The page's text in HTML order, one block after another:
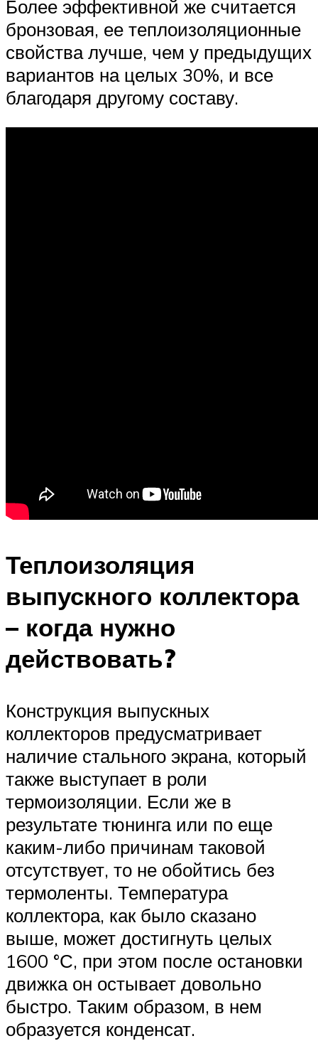
Более эффективной же считается
бронзовая, ее теплоизоляционные
свойства лучше, чем у предыдущих
вариантов на целых 30%, и все
благодаря другому составу.
Теплоизоляция
выпускного коллектора
– когда нужно
действовать?
Конструкция выпускных
коллекторов предусматривает
наличие стального экрана, который
также выступает в роли
термоизоляции. Если же в
результате тюнинга или по еще
каким-либо причинам таковой
отсутствует, то не обойтись без
термоленты. Температура
коллектора, как было сказано
выше, может достигнуть целых
1600 °С, при этом после остановки
движка он остывает довольно
быстро. Таким образом, в нем
образуется конденсат.